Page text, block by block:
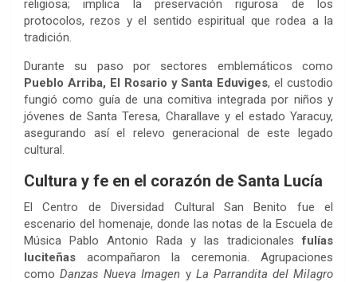
religiosa; implica la preservación rigurosa de los
protocolos, rezos y el sentido espiritual que rodea a la
tradición.
Durante su paso por sectores emblemáticos como
Pueblo Arriba, El Rosario y Santa Eduviges, el custodio
fungió como guía de una comitiva integrada por niños y
jóvenes de Santa Teresa, Charallave y el estado Yaracuy,
asegurando así el relevo generacional de este legado
cultural.
Cultura y fe en el corazón de Santa Lucía
El Centro de Diversidad Cultural San Benito fue el
escenario del homenaje, donde las notas de la Escuela de
Música Pablo Antonio Rada y las tradicionalesfulías
luciteñas acompañaron la ceremonia. Agrupaciones
comoDanzas Nueva Imagen y La Parrandita del Milagro